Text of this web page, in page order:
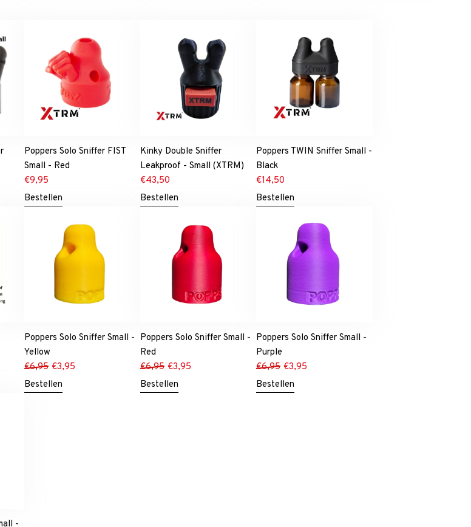
Poppers Solo Sniffer FIST
Small - Red
€9,95
Bestellen
Kinky Double Sniffer
Leakproof - Small (XTRM)
€43,50
Bestellen
Poppers TWIN Sniffer Small -
Black
€14,50
Bestellen
Poppers Solo Sniffer Small -
Yellow
€6,95 €3,95
Bestellen
Poppers Solo Sniffer Small -
Red
€6,95 €3,95
Bestellen
Poppers Solo Sniffer Small -
Purple
€6,95 €3,95
Bestellen
-